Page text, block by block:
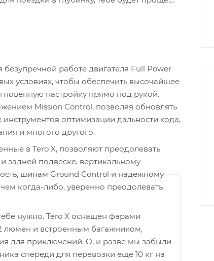
работе двигателя Full Power
условиях, чтобы обеспечить высочайшее
настройку прямо под рукой.
Mission Control, позволяя обновлять
оптимизации дальности хода,
и многого другого.
в Tero X, позволяют преодолевать
подвеске, вертикальному
шинам Ground Control и надежному
когда-либо, уверенно преодолевать
нужно. Tero X оснащен фарами
и встроенным багажником,
для приключений. О, и разве мы забыли
спереди для перевозки еще 10 кг на